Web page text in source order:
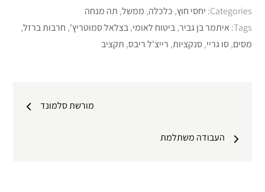
Categories: יחסי חוץ, כלכלה, ממשל, תה מנחה
Tags: איתמר בן גביר,ביטוח לאומי,בצלאל סמוטריץ', חרבות ברזל,
מסים,סו גריי,סנקציות, רייצ'ל ריבס, תקציב
מורשת סלמונד
העבודה משתלמת